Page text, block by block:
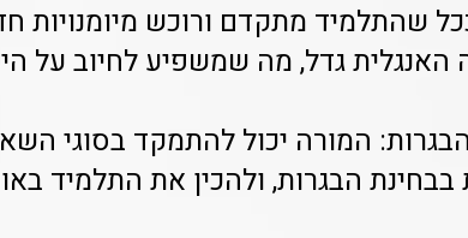
שהתלמיד מתקדם ורוכש מיומנויות
גדל, מה שמשפיע לחיוב על
המורה יכול להתמקד בסוגי
הבגרות, ולהכין את התלמיד